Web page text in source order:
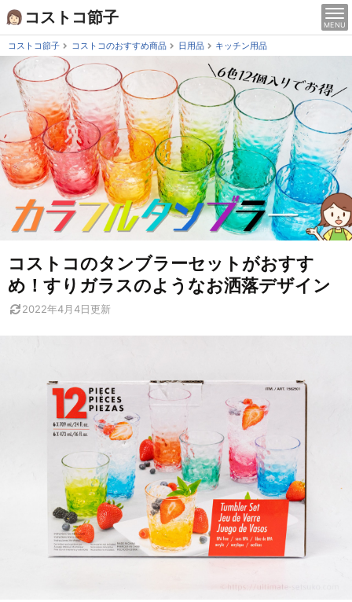
Skip
to
content
コストコ節子 MENU
コストコ節子 コストコのおすすめ商品 日用品 キッチン用品
コストコのタンブラーセットがおすす
め！すりガラスのようなお洒落デザイン
2022年4月4日更新